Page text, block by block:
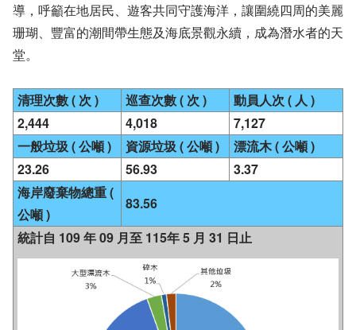
導，呼籲在地居民、遊客共同守護海洋，讓圍繞四周的美麗
珊瑚、豐富的潮間帶生態及海底景觀永續，成為潛水者的天
堂。
清理次數 ( 次 ) 巡查次數 ( 次 )
動員人次 ( 人 )
2,444
4,018
7,127
一般垃圾 ( 公噸 )
資源垃圾 ( 公噸 )
漂流木 ( 公噸 )
23.26
56.93
3.37
海岸廢棄物總重 (
公噸 )
83.56
統計自 109 年 09 月至 115年 5 月 31 日止